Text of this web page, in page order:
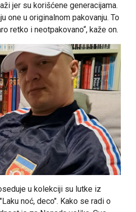
jer su korišćene generacijama.
one u originalnom pakovanju. To
retko i neotpakovano“, kaže on.
u kolekciji su lutke iz
noć, deco". Kako se radi o